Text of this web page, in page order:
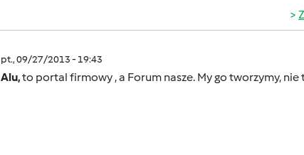
pt., 09/27/2013 - 19:43
Alu,to portal firmowy , a Forum nasze. My go tworzymy, nie